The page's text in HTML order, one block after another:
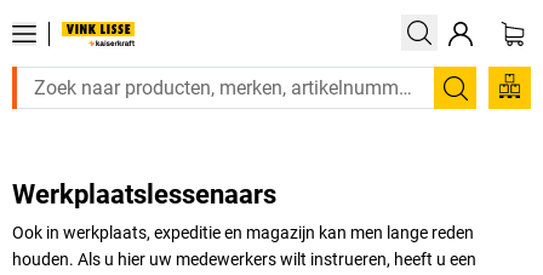
Zoeken
Werkplaatslessenaars
Ook in werkplaats, expeditie en magazijn kan men lange reden
houden. Als u hier uw medewerkers wilt instrueren, heeft u een